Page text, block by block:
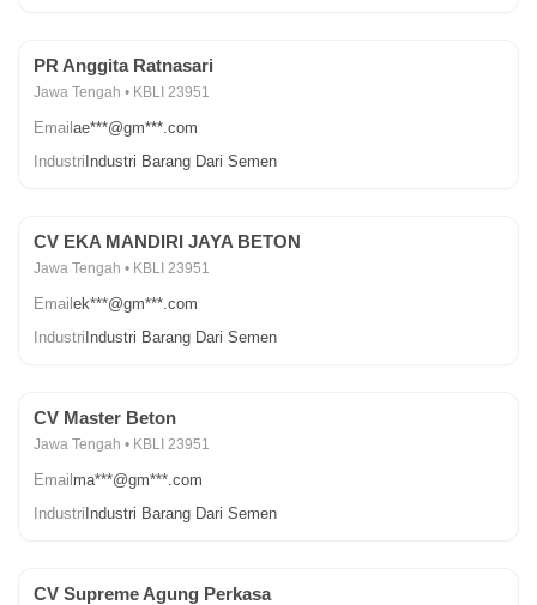
PR Anggita Ratnasari
Jawa Tengah • KBLI 23951
Emailae***@gm***.com
IndustriIndustri Barang Dari Semen
CV EKA MANDIRI JAYA BETON
Jawa Tengah • KBLI 23951
Emailek***@gm***.com
IndustriIndustri Barang Dari Semen
CV Master Beton
Jawa Tengah • KBLI 23951
Emailma***@gm***.com
IndustriIndustri Barang Dari Semen
CV Supreme Agung Perkasa